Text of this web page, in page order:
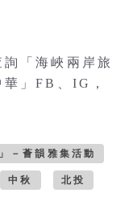
「海峽兩岸旅
」FB、IG，
－薈韻雅集活動
中秋 北投